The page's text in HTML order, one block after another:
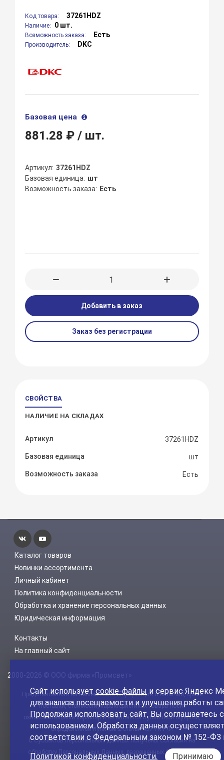
Код товара: 37261HDZ
Наличие: 0 шт.
Возможность заказа: Есть
Производитель: DKC
Базовая цена
881.28 ₽/ шт.
Артикул 37261HDZ
Базовая единица шт
Возможность заказа
Есть
Добавить в заказ
Заказ без регистрации
СВОЙСТВА
НАЛИЧИЕ НА СКЛАДАХ
Артикул 37261HDZ
Базовая единица шт
Возможность заказа Есть
Каталог товаров
Новинки ассортимента
Личный кабинет
Политика конфиденциальности
Обработка и хранение персональных данных
Юридическая информация
Контакты
На главный сайт
2000-2026 © ООО фирма «Промсвет»
Представленная на нашем сайте информация о наличии, сроке
поставки, стоимости, характеристиках товара носит
ознакомительный характер и не является публичной офертой,
определенной пунктом 2 статьи 437 ГК РФ.
С Субъектов персональных данных получены Согласия на
обработку Персональных Данных, разрешенных Субъектом
Сайт используетcookie-файлы и сервис Яндекс
для анализа посещаемости и улучшения работы
Продолжая использовать сайт, Вы соглашаетесь
использованием. Обработка данных
соответствии с Федеральным законом № 152-ФЗ
Политикой конфиденциальности.
Принимаю